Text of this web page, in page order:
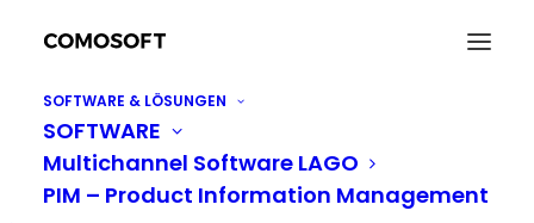
SOFTWARE & LÖSUNGEN
SOFTWARE
Multichannel Software LAGO
PIM – Product Information Management
Pressemitteilung: Weitere HighSpeed-
Digitaldruckmaschine bei der Eversfrank Gruppe
Home
Neuigkeiten